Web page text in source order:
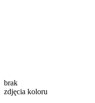
brak
zdjęcia koloru